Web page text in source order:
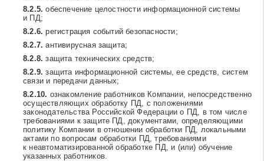
обеспечение целостности информационной системы
и ПД;
регистрация событий безопасности;
антивирусная защита;
защита технических средств;
защита информационной системы, ее средств, систем
связи и передачи данных;
ознакомление работников Компании, непосредственно
осуществляющих обработку ПД, с положениями
законодательства Российской Федерации о ПД, в том числе
требованиями к защите ПД, документами, определяющими
политику Компании в отношении обработки ПД, локальными
актами по вопросам обработки ПД, требованиями
к неавтоматизированной обработке ПД, и (или) обучение
указанных работников.